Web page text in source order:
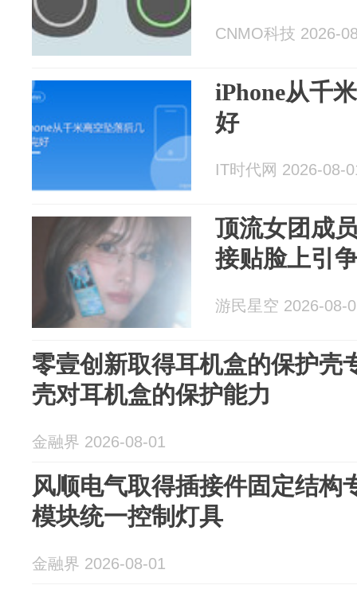
CNMO科技 2026-
iPhone从千
好
IT时代网 2026-08-
顶流女团成
接贴脸上引
游民星空 2026-08-
零壹创新取得耳机盒的保护壳
壳对耳机盒的保护能力
金融界 2026-08-01
风顺电气取得插接件固定结构
模块统一控制灯具
金融界 2026-08-01